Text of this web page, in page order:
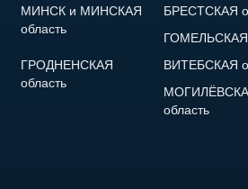
МИНСК и МИНСКАЯ
область
БРЕСТСКАЯ
ГОМЕЛЬСКАЯ
ГРОДНЕНСКАЯ
область
ВИТЕБСКАЯ
область